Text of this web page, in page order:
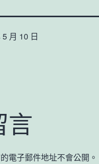
月 10 日
言
電子郵件地址不會公開。